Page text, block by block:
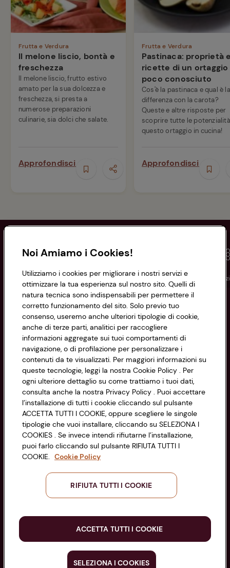
Frutta e Verdura
Il melone liscio, bontà e
freschezza
Il melone liscio, frutto estivo
amato per la sua dolcezza e
freschezza, si presta a
numerose preparazioni
culinarie, sia dolci che salate.
Approfondisci
Frutta e Verdura
Pastinaca: proprietà
ricette di un ortaggio
poco conosciuto
Cos'è la pastinaca e qual è la
differenza con la carota?
Queste e altre risposte per
scoprire tutte le
questo ortaggio in cucina!
Approfondisci
Conad Spesa online Assicurazioni Viaggi
Informazioni
Privacy Policy
Cookie Policy
Impostazioni Cookie
Accessibilità
CONAD SOCIETÀ COOPERATIVA
Via Michelino, 59 | 40127 BOLOGNA
Codice Fiscale e Registro Imprese
di Bologna 00865960157
PARTITA IVA 03320960374
Servizio clienti
Seguici sui Social:
Noi Amiamo i Cookies!
Utilizziamo i cookies per migliorare i nostri servizi e
ottimizzare la tua esperienza sul nostro sito. Quelli di
natura tecnica sono indispensabili per permettere il
corretto funzionamento del sito. Solo previo tuo
consenso, useremo anche ulteriori tipologie di cookie,
anche di terze parti, analitici per raccogliere
informazioni aggregate sui tuoi comportamenti di
navigazione, o di profilazione per personalizzare i
contenuti da te visualizzati. Per maggiori informazioni su
queste tecnologie, leggi la nostra Cookie Policy . Per
ogni ulteriore dettaglio su come trattiamo i tuoi dati,
consulta anche la nostra Privacy Policy . Puoi accettare
l’installazione di tutti i cookie cliccando sul pulsante
ACCETTA TUTTI I COOKIE, oppure scegliere le singole
tipologie che vuoi installare, cliccando su SELEZIONA I
COOKIES . Se invece intendi rifiutarne l’installazione,
puoi farlo cliccando sul pulsante RIFIUTA TUTTI I
COOKIE. Cookie Policy
RIFIUTA TUTTI I COOKIE
ACCETTA TUTTI I COOKIE
SELEZIONA I COOKIES